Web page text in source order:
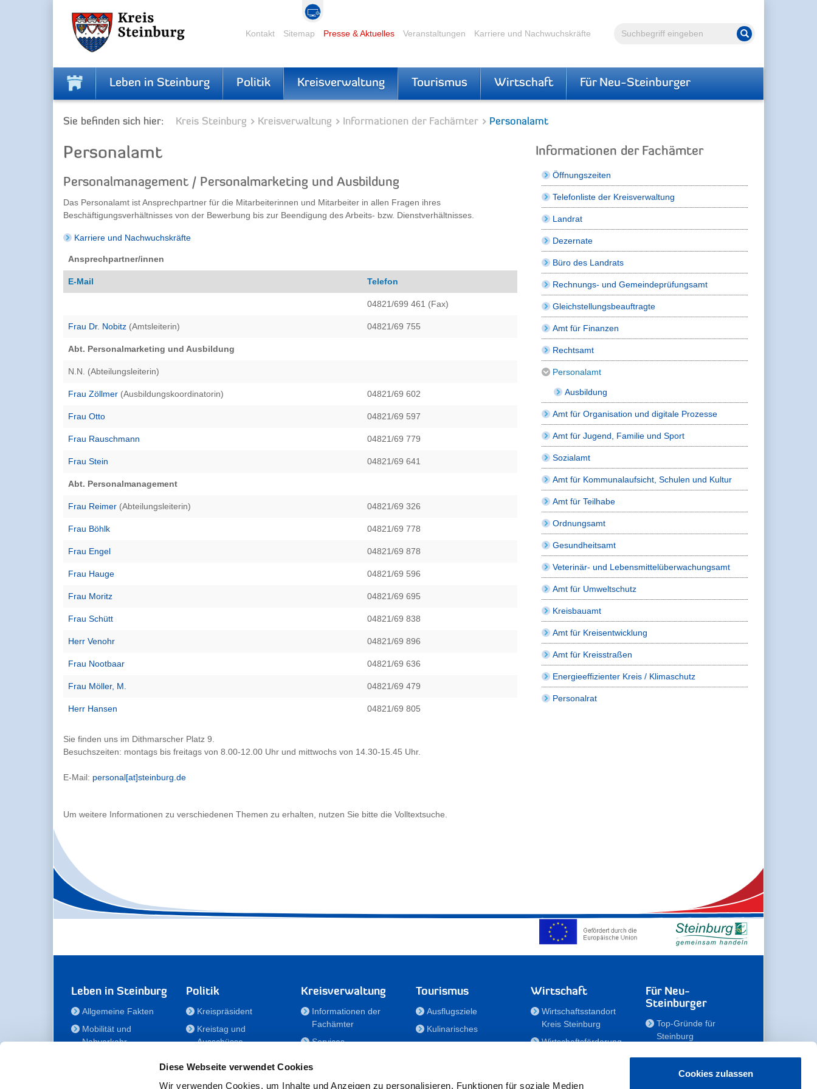
Diese Webseite verwendet Cookies
Wir verwenden Cookies, um Inhalte und Anzeigen zu personalisieren, Funktionen für soziale Medien
Cookies zulassen
Volltextsuche Suche starten
Kontakt Sitemap Presse & Aktuelles Veranstaltungen Karriere und Nachwuchskräfte
Leben in Steinburg Politik Kreisverwaltung Tourismus Wirtschaft Für Neu-Steinburger
Sie befinden sich hier: Kreis Steinburg Kreisverwaltung Informationen der Fachämter Personalamt
Personalamt
Personalmanagement / Personalmarketing und Ausbildung
Das Personalamt ist Ansprechpartner für die Mitarbeiterinnen und Mitarbeiter in allen Fragen ihres
Beschäftigungsverhältnisses von der Bewerbung bis zur Beendigung des Arbeits- bzw. Dienstverhältnisses.
Karriere und Nachwuchskräfte
Ansprechpartner/innen
E-Mail Telefon
04821/699 461 (Fax)
Frau Dr. Nobitz (Amtsleiterin) 04821/69 755
Abt. Personalmarketing und Ausbildung
N.N. (Abteilungsleiterin)
Frau Zöllmer (Ausbildungskoordinatorin) 04821/69 602
Frau Otto 04821/69 597
Frau Rauschmann 04821/69 779
Frau Stein 04821/69 641
Abt. Personalmanagement
Frau Reimer (Abteilungsleiterin) 04821/69 326
Frau Böhlk 04821/69 778
Frau Engel 04821/69 878
Frau Hauge 04821/69 596
Frau Moritz 04821/69 695
Frau Schütt 04821/69 838
Herr Venohr 04821/69 896
Frau Nootbaar 04821/69 636
Frau Möller, M. 04821/69 479
Herr Hansen 04821/69 805
Sie finden uns im Dithmarscher Platz 9.
Besuchszeiten: montags bis freitags von 8.00-12.00 Uhr und mittwochs von 14.30-15.45 Uhr.
E-Mail: personal[at]steinburg.de
Um weitere Informationen zu verschiedenen Themen zu erhalten, nutzen Sie bitte die Volltextsuche.
Informationen der Fachämter
Öffnungszeiten
Telefonliste der Kreisverwaltung
Landrat
Dezernate
Büro des Landrats
Rechnungs- und Gemeindeprüfungsamt
Gleichstellungsbeauftragte
Amt für Finanzen
Rechtsamt
Personalamt
Ausbildung
Amt für Organisation und digitale Prozesse
Amt für Jugend, Familie und Sport
Sozialamt
Amt für Kommunalaufsicht, Schulen und Kultur
Amt für Teilhabe
Ordnungsamt
Gesundheitsamt
Veterinär- und Lebensmittelüberwachungsamt
Amt für Umweltschutz
Kreisbauamt
Amt für Kreisentwicklung
Amt für Kreisstraßen
Energieeffizienter Kreis / Klimaschutz
Personalrat
Leben in Steinburg
Allgemeine Fakten
Mobilität und
Nahverkehr
Politik
Kreispräsident
Kreistag und
Ausschüsse
für Menschen mit
Behinderung
Kreisverwaltung
Informationen der
Fachämter
Services
Nachwuchskräfte
Tourismus
Ausflugsziele
Kulinarisches
Veranstaltungen
Wirtschaft
Wirtschaftsstandort
Kreis Steinburg
Wirtschaftsförderung
Für Neu-
Steinburger
Top-Gründe für
Steinburg
Meine Immobilie